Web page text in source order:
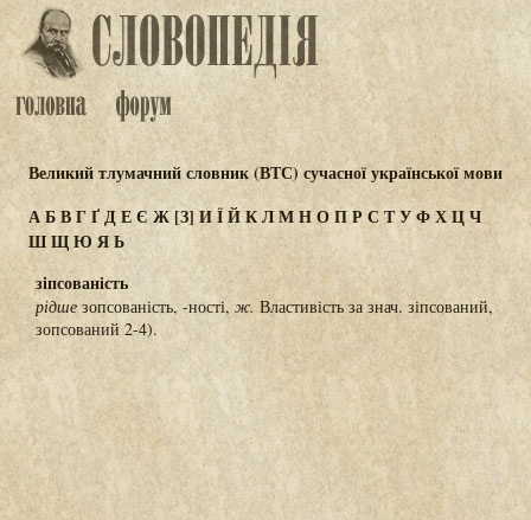
Великий тлумачний словник (ВТС) сучасної української мови
АБВГҐДЕЄ Ж[З] ИЇЙКЛМНОПР СТУФХЦЧ
ШЩЮЯЬ
зіпсованість
рідшезопсованість, -ності, ж. Властивість за знач. зіпсований,
зопсований 2-4).